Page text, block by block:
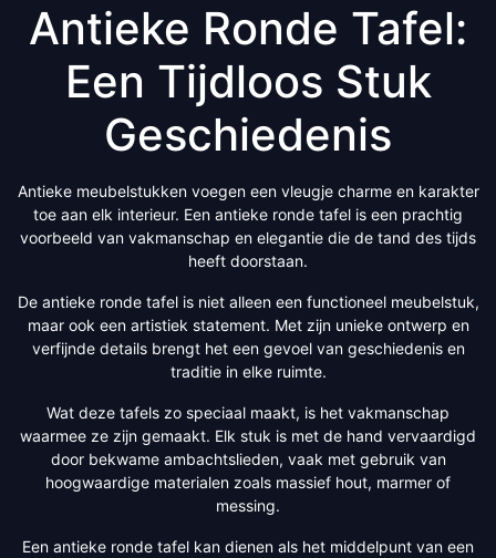
Antieke Ronde Tafel:
Een Tijdloos Stuk
Geschiedenis
Antieke meubelstukken voegen een vleugje charme en karakter
toe aan elk interieur. Een antieke ronde tafel is een prachtig
voorbeeld van vakmanschap en elegantie die de tand des tijds
heeft doorstaan.
De antieke ronde tafel is niet alleen een functioneel meubelstuk,
maar ook een artistiek statement. Met zijn unieke ontwerp en
verfijnde details brengt het een gevoel van geschiedenis en
traditie in elke ruimte.
Wat deze tafels zo speciaal maakt, is het vakmanschap
waarmee ze zijn gemaakt. Elk stuk is met de hand vervaardigd
door bekwame ambachtslieden, vaak met gebruik van
hoogwaardige materialen zoals massief hout, marmer of
messing.
Een antieke ronde tafel kan dienen als het middelpunt van een